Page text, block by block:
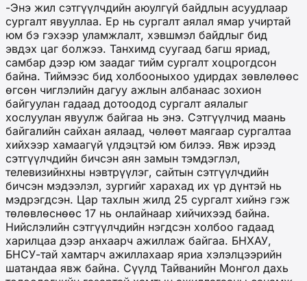
-Энэ жил сэтгүүлчдийн аюулгүй байдлын асуудлаар
сургалт явууллаа. Ер нь сургалт аялал ямар учиртай
юм бэ гэхээр уламжлалт, хэвшмэл байдлыг бид
эвдэх цаг болжээ. Танхимд суугаад багш яриад,
самбар дээр юм заадаг тийм сургалт хоцрогдсон
байна. Тиймээс бид холбооныхоо удирдах зөвлөлөөс
өгсөн чиглэлийн дагуу ажлын албанаас зохион
байгуулан гадаад дотоодод сургалт аялалыг
хослуулан явуулж байгаа нь энэ. Сэтгүүлчид маань
байгалийн сайхан аялаад, чөлөөт маягаар сургалтаа
хийхээр хамаагүй үлдэцтэй юм билээ. Явж ирээд
сэтгүүлчдийн бичсэн аян замын тэмдэглэл,
телевизийнхны нэвтрүүлэг, сайтын сэтгүүлчдийн
бичсэн мэдээлэл, зургийг харахад их үр дүнтэй нь
мэдрэгдсэн. Цар тахлын жилд 25 сургалт хийнэ гэж
төлөвлөснөөс 17 нь онлайнаар хийчихээд байна.
Нийслэлийн сэтгүүлчдийн нэгдсэн холбоо гадаад
харилцаа дээр анхаарч ажиллаж байгаа. БНХАУ,
БНСУ-тай хамтарч ажиллахаар яриа хэлэлцээрийн
шатандаа явж байна. Сүүлд Тайванийн Монгол дахь